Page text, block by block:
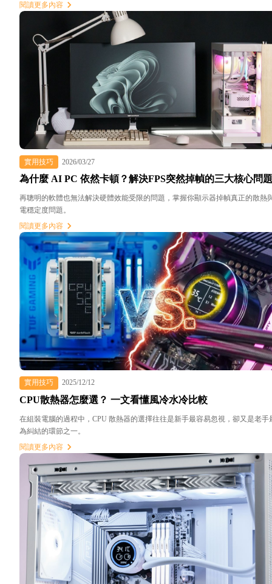
閱讀更多內容
實用技巧 2026/03/27
為什麼 AI PC 依然卡頓？解決FPS突然掉幀的三大核心問題
再聰明的軟體也無法解決硬體效能受限的問題，掌握你顯示器掉幀真正的散熱
電穩定度問題。
閱讀更多內容
實用技巧 2025/12/12
CPU散熱器怎麼選？ 一文看懂風冷水冷比較
在組裝電腦的過程中，CPU 散熱器的選擇往往是新手最容易忽視，卻又是老手
為糾結的環節之一。
閱讀更多內容